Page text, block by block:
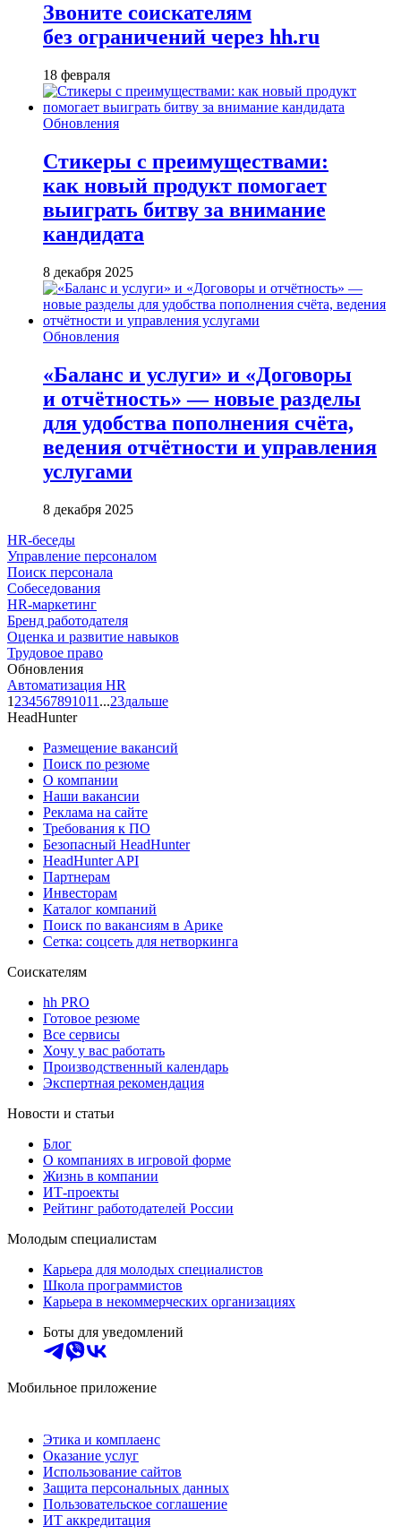
Звоните соискателям
без ограничений через hh.ru
18 февраля
Обновления
Стикеры с преимуществами:
как новый продукт помогает
выиграть битву за внимание
кандидата
8 декабря 2025
Обновления
«Баланс и услуги» и «Договоры
и отчётность» — новые разделы
для удобства пополнения счёта,
ведения отчётности и управления
услугами
8 декабря 2025
HR-беседы
Управление персоналом
Поиск персонала
Собеседования
HR-маркетинг
Бренд работодателя
Оценка и развитие навыков
Трудовое право
Обновления
Автоматизация HR
1 234567891011 ...23дальше
HeadHunter
Размещение вакансий
Поиск по резюме
О компании
Наши вакансии
Реклама на сайте
Требования к ПО
Безопасный HeadHunter
HeadHunter API
Партнерам
Инвесторам
Каталог компаний
Поиск по вакансиям в Арике
Сетка: соцсеть для нетворкинга
Соискателям
hh PRO
Готовое резюме
Все сервисы
Хочу у вас работать
Производственный календарь
Экспертная рекомендация
Новости и статьи
Блог
О компаниях в игровой форме
Жизнь в компании
ИТ-проекты
Рейтинг работодателей России
Молодым специалистам
Карьера для молодых специалистов
Школа программистов
Карьера в некоммерческих организациях
Боты для уведомлений
Мобильное приложение
Этика и комплаенс
Оказание услуг
Использование сайтов
Защита персональных данных
Пользовательское соглашение
ИТ аккредитация